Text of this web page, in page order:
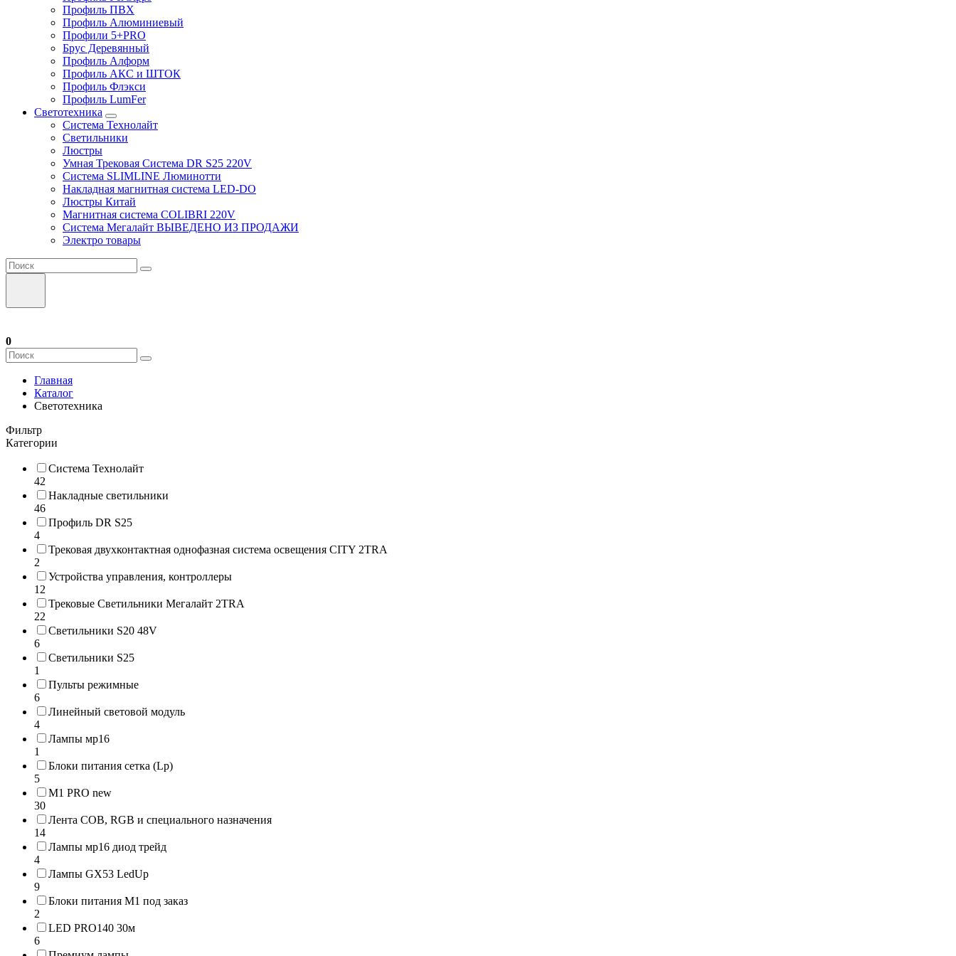
Профиль ПВХ
Профиль Алюминиевый
Профили 5+PRO
Брус Деревянный
Профиль Алформ
Профиль АКС и ШТОК
Профиль Флэкси
Профиль LumFer
Светотехника
Система Технолайт
Светильники
Люстры
Умная Трековая Система DR S25 220V
Система SLIMLINE Люминотти
Накладная магнитная система LED-DO
Люстры Китай
Магнитная система COLIBRI 220V
Система Мегалайт ВЫВЕДЕНО ИЗ ПРОДАЖИ
Электро товары
0
Главная
Каталог
Светотехника
Фильтр
Категории
Система Технолайт
42
Накладные светильники
46
Профиль DR S25
4
Трековая двухконтактная однофазная система освещения CITY 2TRA
2
Устройства управления, контроллеры
12
Трековые Светильники Мегалайт 2TRA
22
Светильники S20 48V
6
Светильники S25
1
Пульты режимные
6
Линейный световой модуль
4
Лампы мр16
1
Блоки питания сетка (Lp)
5
M1 PRO new
30
Лента COB, RGB и специального назначения
14
Лампы мр16 диод трейд
4
Лампы GX53 LedUp
9
Блоки питания М1 под заказ
2
LED PRO140 30м
6